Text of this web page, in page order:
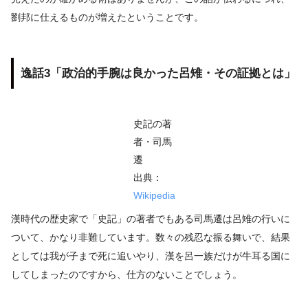
劉邦に仕えるものが増えたということです。
逸話3「政治的手腕は良かった呂雉・その証拠とは」
史記の著
者・司馬
遷
出典：
Wikipedia
漢時代の歴史家で「史記」の著者でもある司馬遷は呂雉の行いに
ついて、かなり非難しています。数々の残忍な振る舞いで、結果
としては我が子まで死に追いやり、漢を呂一族だけが牛耳る国に
してしまったのですから、仕方のないことでしょう。